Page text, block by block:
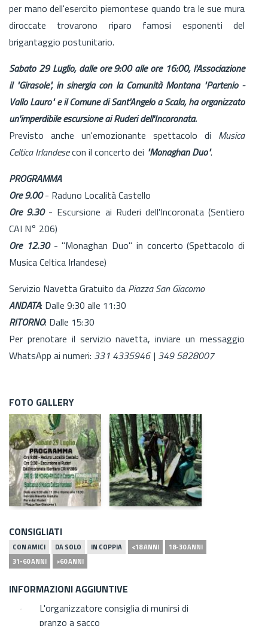
per mano dell'esercito piemontese quando tra le sue mura
diroccate trovarono riparo famosi esponenti del
brigantaggio postunitario.
Sabato 29 Luglio, dalle ore 9:00 alle ore 16:00, l'Associazione
il "Girasole", in sinergia con la Comunità Montana "Partenio -
Vallo Lauro" e il Comune di Sant'Angelo a Scala, ha organizzato
un'imperdibile escursione ai Ruderi dell'Incoronata.
Previsto anche un'emozionante spettacolo di Musica
Celtica Irlandesecon il concerto dei "Monaghan Duo".
PROGRAMMA
Ore 9.00- Raduno Località Castello
Ore 9.30- Escursione ai Ruderi dell'Incoronata (Sentiero
CAI N° 206)
Ore 12.30- "Monaghan Duo" in concerto (Spettacolo di
Musica Celtica Irlandese)
Servizio Navetta Gratuito da Piazza San Giacomo
ANDATA: Dalle 9:30 alle 11:30
RITORNO: Dalle 15:30
Per prenotare il servizio navetta, inviare un messaggio
WhatsApp ai numeri: 331 4335946 | 349 5828007
FOTO GALLERY
CONSIGLIATI
CON AMICI DA SOLO IN COPPIA <18 ANNI
18-30 ANNI
31-60 ANNI
>60 ANNI
INFORMAZIONI AGGIUNTIVE
L'organizzatore consiglia di munirsi di
pranzo a sacco